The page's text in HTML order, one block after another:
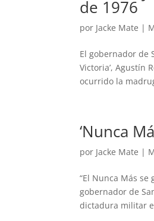
de 1976
por Jacke Mate |
El gobernador de
Victoria’, Agustín
ocurrido la
‘Nunca
por Jacke Mate |
“El Nunca Más
gobernador de
dictadura militar